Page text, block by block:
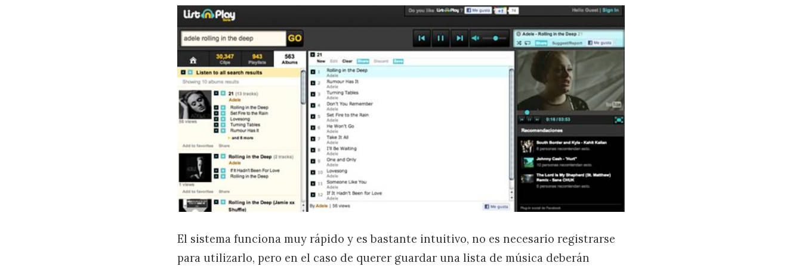
El sistema funciona muy rápido y es bastante intuitivo, no es necesario registrarse
para utilizarlo, pero en el caso de querer guardar una lista de música deberán